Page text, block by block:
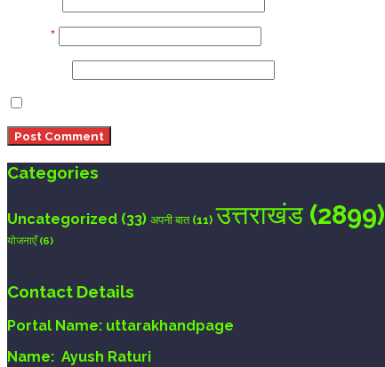
*
Categories
Uncategorized (33) अपनी बात(11) उत्तराखंड (2899)
योजनाएँ(6)
Contact Details
Portal Name: uttarakhandpage
Name: Ayush Raturi